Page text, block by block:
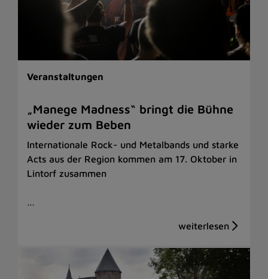
Veranstaltungen
„Manege Madness“ bringt die Bühne
wieder zum Beben
Internationale Rock- und Metalbands und starke
Acts aus der Region kommen am 17. Oktober in
Lintorf zusammen
…